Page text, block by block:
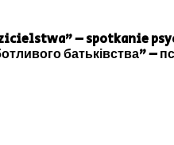
– spotkanie
батьківства” –